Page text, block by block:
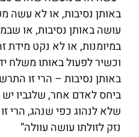
באותן נסיבות, או לא עשה
עושה באותן נסיבות, או
במיומנות, או לא נקט מידת
וכשיר לפעול באותו משלח
באותן נסיבות – הרי זו
ביחס לאדם אחר, שלגביו יש
שלא לנהוג כפי שנהג, הרי
נזק לזולתו עושה עוולה”